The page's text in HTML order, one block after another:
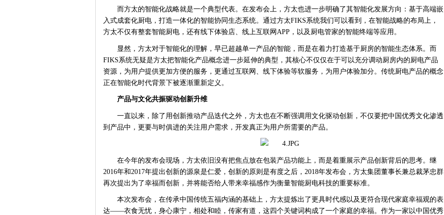
而方太的智能化战略就是一个典型代表。在发布会上，方太也进一步明确了其智能化发展方向：基于高端嵌
入式成套化厨电，打造一体化的智能协同生态系统。通过方太FIKS系统我们可以看到，在智能战略的布局上，
方太不仅有整套智能厨电，还有线下体验店、线上互联网APP，以及厨电管家的智能终端等应用。
显然，方太对于智能化的理解，早已超越单一产品的智能，而是在着力打造基于厨房的智能生态体系。而
FIKS系统无疑是方太把智能化产品概念进一步延伸的典型，其核心不仅仅在于可以充分调动厨房内的厨电产品
资源，为用户提供更加方便的服务，更通过互联网、线下体验等软服务，为用户体验加分。传统厨电产品的概念
正在智能化时代背景下被逐渐重新定义。
产品与文化共振驱动创新升维
一直以来，除了用创新推动产品迭代之外，方太也在不断强调用文化驱动创新，不仅要把中国优秀文化渗透
到产品中，更要与时俱进的关注用户需求，开发真正为用户所需要的产品。
在今年的发布会现场，方太依旧没有把焦点放在包装产品功能上，而是着重展示产品创新背后的思考。继
2016年和2017年提出创新的源泉是仁爱，创新的原则是有度之后，2018年发布会，方太集团董事长兼总裁茅忠群
再次提出为了幸福而创新，并将能否给人带来幸福感作为衡量智能厨电科技的重要标准。
本次发布会，在传承中国传统五福内涵的基础上，方太提炼出了更具时代感以及更符合现代家庭幸福观的表
达——衣食无忧，身心康宁，相处和睦，传家有道，这四个关键词构成了一个家庭的幸福。作为一家以中国优秀